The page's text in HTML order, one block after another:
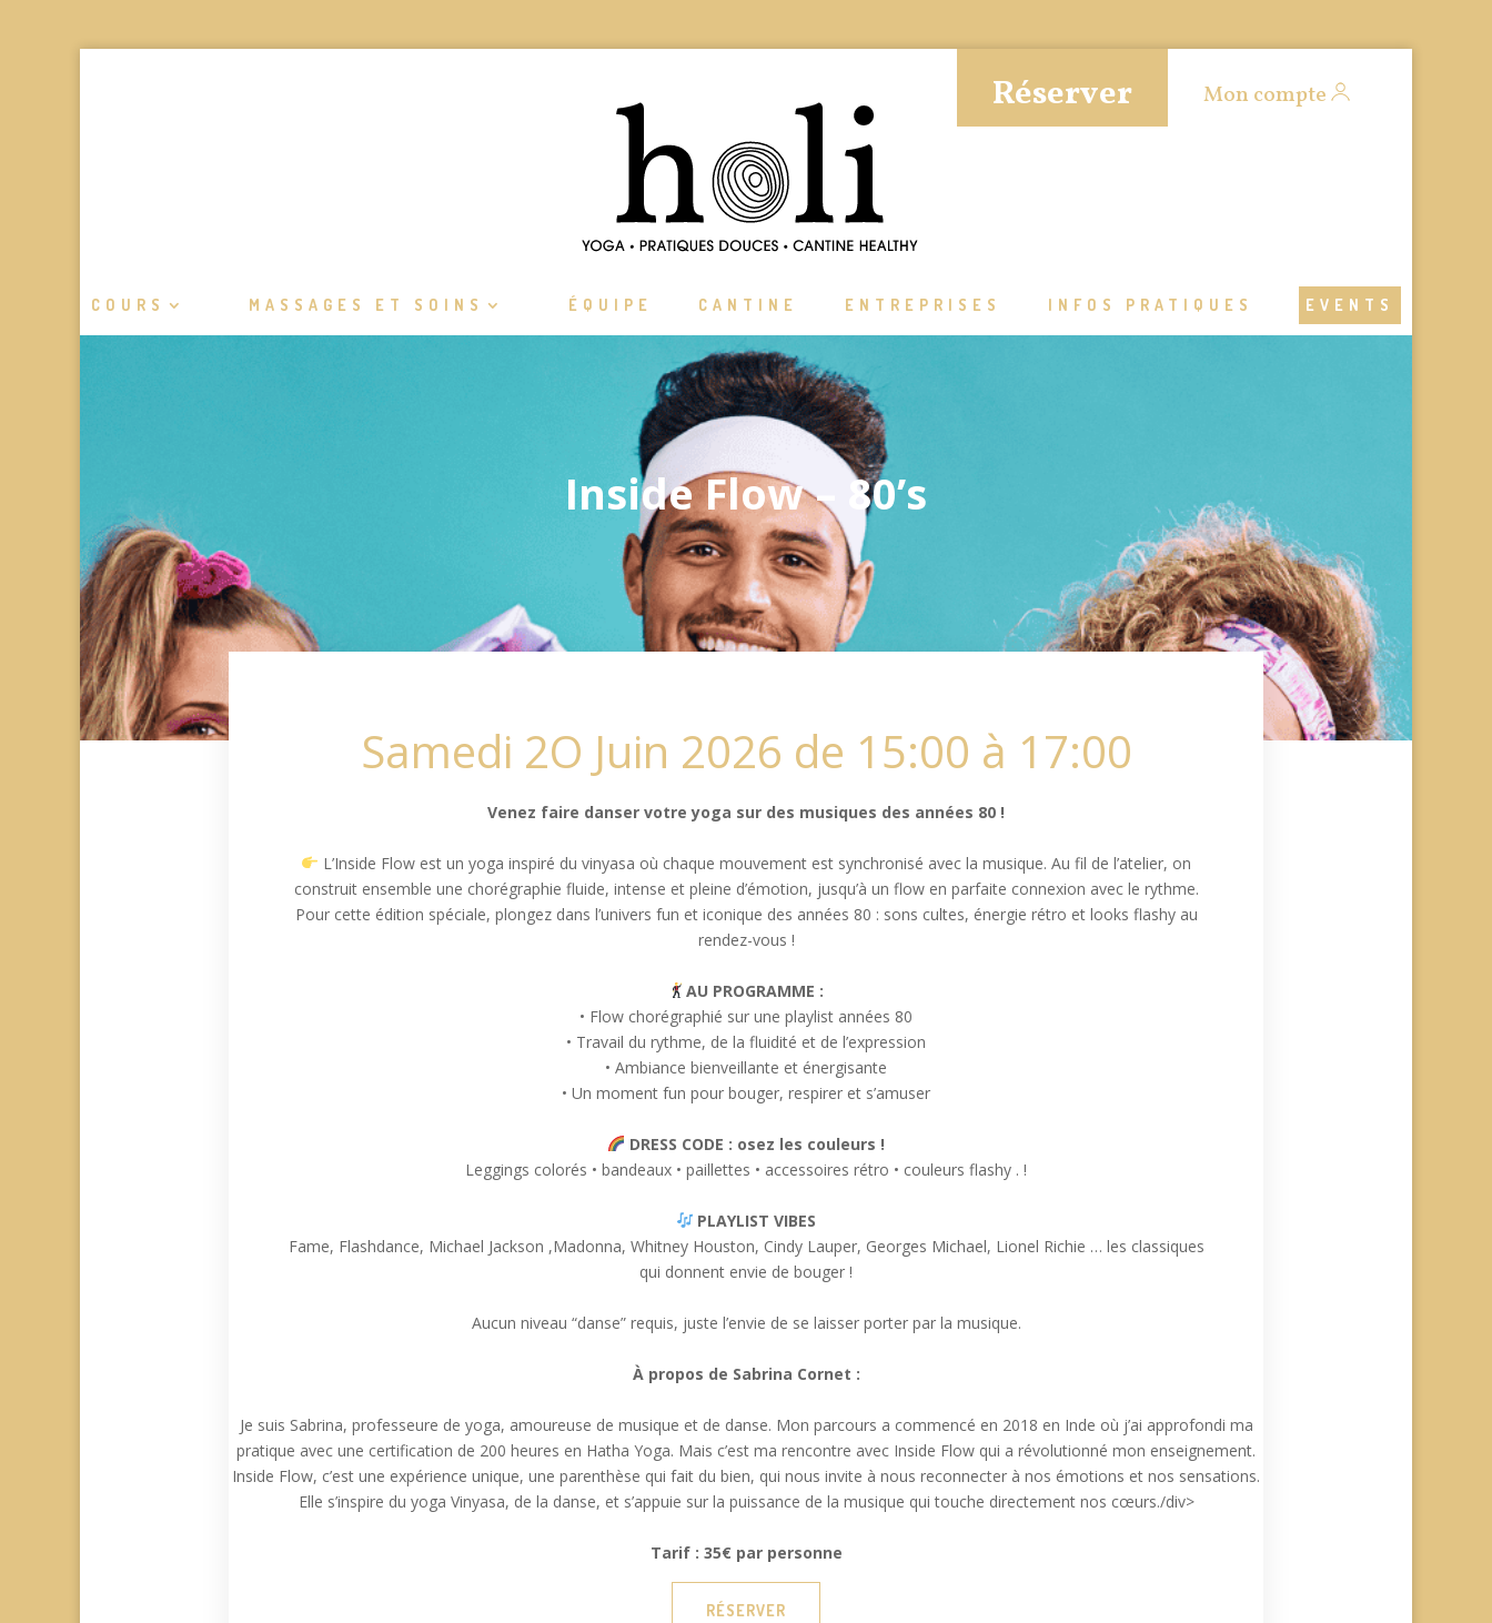
Réserver Mon compte
COURS MASSAGES ET SOINS ÉQUIPE CANTINE ENTREPRISES INFOS PRATIQUES EVENTS
Inside Flow – 80’s
Samedi 2O Juin 2026 de 15:00 à 17:00
Venez faire danser votre yoga sur des musiques des années 80 !
L’Inside Flow est un yoga inspiré du vinyasa où chaque mouvement est synchronisé avec la musique. Au fil de l’atelier, on
construit ensemble une chorégraphie fluide, intense et pleine d’émotion, jusqu’à un flow en parfaite connexion avec le rythme.
Pour cette édition spéciale, plongez dans l’univers fun et iconique des années 80 : sons cultes, énergie rétro et looks flashy au
rendez-vous !
AU PROGRAMME :
• Flow chorégraphié sur une playlist années 80
• Travail du rythme, de la fluidité et de l’expression
• Ambiance bienveillante et énergisante
• Un moment fun pour bouger, respirer et s’amuser
DRESS CODE : osez les couleurs !
Leggings colorés • bandeaux • paillettes • accessoires rétro • couleurs flashy . !
PLAYLIST VIBES
Fame, Flashdance, Michael Jackson ,Madonna, Whitney Houston, Cindy Lauper, Georges Michael, Lionel Richie … les classiques
qui donnent envie de bouger !
Aucun niveau “danse” requis, juste l’envie de se laisser porter par la musique.
À propos de Sabrina Cornet :
Je suis Sabrina, professeure de yoga, amoureuse de musique et de danse. Mon parcours a commencé en 2018 en Inde où j’ai approfondi ma
pratique avec une certification de 200 heures en Hatha Yoga. Mais c’est ma rencontre avec Inside Flow qui a révolutionné mon enseignement.
Inside Flow, c’est une expérience unique, une parenthèse qui fait du bien, qui nous invite à nous reconnecter à nos émotions et nos sensations.
Elle s’inspire du yoga Vinyasa, de la danse, et s’appuie sur la puissance de la musique qui touche directement nos cœurs./div>
Tarif : 35€ par personne
RÉSERVER